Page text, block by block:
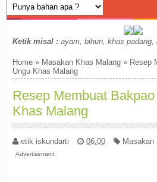
Ketik misal : ayam, bihun, khas padang,
Home » Masakan Khas Malang » Resep
Ungu Khas Malang
Resep Membuat
Khas Malang
etik iskundarti 06.00 Masakan
Advertisement